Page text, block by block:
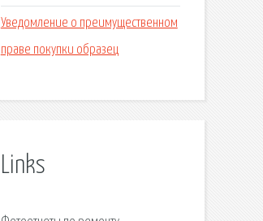
Уведомление о преимущественном
праве покупки образец
Links